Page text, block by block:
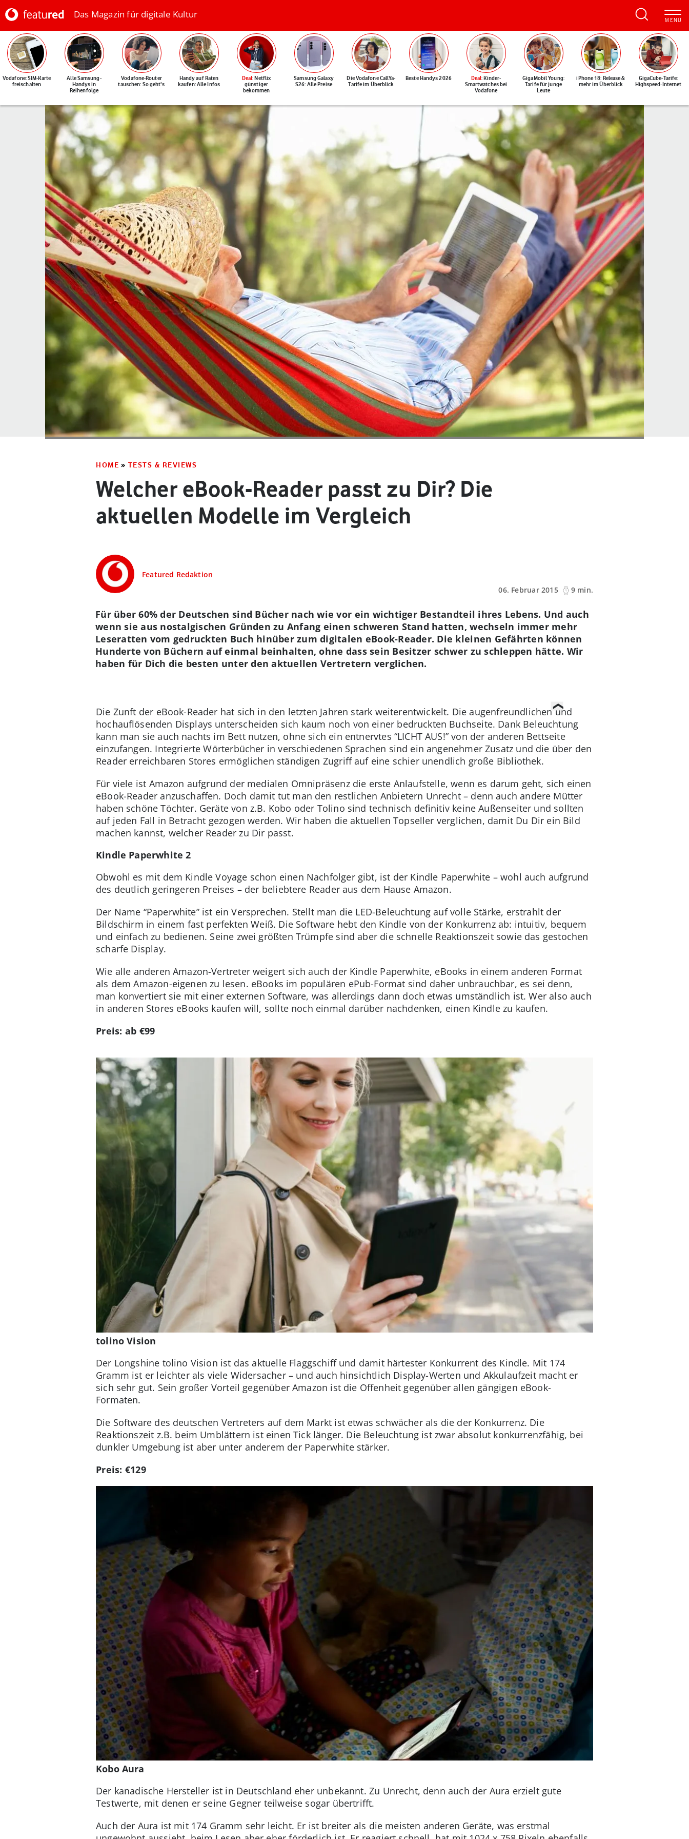
Das Magazin für digitale Kultur
Vodafone: SIM-Karte
freischalten
Alle Samsung-
Handys in
Reihenfolge
Vodafone-Router
tauschen: So geht's
Handy auf Raten
kaufen: Alle Infos
Deal: Netflix
günstiger
bekommen
Samsung Galaxy
S26: Alle Preise
Die Vodafone CallYa-
Tarife im Überblick
Beste Handys 2026 Deal: Kinder-
Smartwatches bei
Vodafone
GigaMobil Young:
Tarife für junge
Leute
iPhone 18: Release &
mehr im Überblick
GigaCube-Tarife:
Highspeed-Internet
HOME » TESTS & REVIEWS
Welcher eBook-Reader passt zu Dir? Die
aktuellen Modelle im Vergleich
Featured Redaktion
06. Februar 2015
9 min.
Für über 60% der Deutschen sind Bücher nach wie vor ein wichtiger Bestandteil ihres Lebens. Und auch
wenn sie aus nostalgischen Gründen zu Anfang einen schweren Stand hatten, wechseln immer mehr
Leseratten vom gedruckten Buch hinüber zum digitalen eBook-Reader. Die kleinen Gefährten können
Hunderte von Büchern auf einmal beinhalten, ohne dass sein Besitzer schwer zu schleppen hätte. Wir
haben für Dich die besten unter den aktuellen Vertretern verglichen.
Die Zunft der eBook-Reader hat sich in den letzten Jahren stark weiterentwickelt. Die augenfreundlichen und
hochauflösenden Displays unterscheiden sich kaum noch von einer bedruckten Buchseite. Dank Beleuchtung
kann man sie auch nachts im Bett nutzen, ohne sich ein entnervtes “LICHT AUS!” von der anderen Bettseite
einzufangen. Integrierte Wörterbücher in verschiedenen Sprachen sind ein angenehmer Zusatz und die über den
Reader erreichbaren Stores ermöglichen ständigen Zugriff auf eine schier unendlich große Bibliothek.
Für viele ist Amazon aufgrund der medialen Omnipräsenz die erste Anlaufstelle, wenn es darum geht, sich einen
eBook-Reader anzuschaffen. Doch damit tut man den restlichen Anbietern Unrecht – denn auch andere Mütter
haben schöne Töchter. Geräte von z.B. Kobo oder Tolino sind technisch definitiv keine Außenseiter und sollten
auf jeden Fall in Betracht gezogen werden. Wir haben die aktuellen Topseller verglichen, damit Du Dir ein Bild
machen kannst, welcher Reader zu Dir passt.
Kindle Paperwhite 2
Obwohl es mit dem Kindle Voyage schon einen Nachfolger gibt, ist der Kindle Paperwhite – wohl auch aufgrund
des deutlich geringeren Preises – der beliebtere Reader aus dem Hause Amazon.
Der Name “Paperwhite” ist ein Versprechen. Stellt man die LED-Beleuchtung auf volle Stärke, erstrahlt der
Bildschirm in einem fast perfekten Weiß. Die Software hebt den Kindle von der Konkurrenz ab: intuitiv, bequem
und einfach zu bedienen. Seine zwei größten Trümpfe sind aber die schnelle Reaktionszeit sowie das gestochen
scharfe Display.
Wie alle anderen Amazon-Vertreter weigert sich auch der Kindle Paperwhite, eBooks in einem anderen Format
als dem Amazon-eigenen zu lesen. eBooks im populären ePub-Format sind daher unbrauchbar, es sei denn,
man konvertiert sie mit einer externen Software, was allerdings dann doch etwas umständlich ist. Wer also auch
in anderen Stores eBooks kaufen will, sollte noch einmal darüber nachdenken, einen Kindle zu kaufen.
Preis: ab €99
tolino Vision
Der Longshine tolino Vision ist das aktuelle Flaggschiff und damit härtester Konkurrent des Kindle. Mit 174
Gramm ist er leichter als viele Widersacher – und auch hinsichtlich Display-Werten und Akkulaufzeit macht er
sich sehr gut. Sein großer Vorteil gegenüber Amazon ist die Offenheit gegenüber allen gängigen eBook-
Formaten.
Die Software des deutschen Vertreters auf dem Markt ist etwas schwächer als die der Konkurrenz. Die
Reaktionszeit z.B. beim Umblättern ist einen Tick länger. Die Beleuchtung ist zwar absolut konkurrenzfähig, bei
dunkler Umgebung ist aber unter anderem der Paperwhite stärker.
Preis: €129
Kobo Aura
Der kanadische Hersteller ist in Deutschland eher unbekannt. Zu Unrecht, denn auch der Aura erzielt gute
Testwerte, mit denen er seine Gegner teilweise sogar übertrifft.
Auch der Aura ist mit 174 Gramm sehr leicht. Er ist breiter als die meisten anderen Geräte, was erstmal